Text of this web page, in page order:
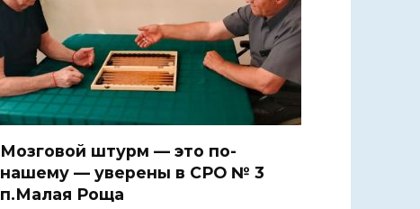
Мозговой штурм — это по-
нашему — уверены в СРО № 3
п.Малая Роща